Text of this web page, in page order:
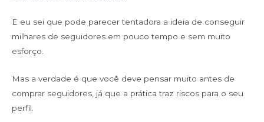
E eu sei que pode parecer tentadora a ideia de conseguir
milhares de seguidores em pouco tempo e sem muito
esforço.
Mas a verdade é que você deve pensar muito antes de
comprar seguidores, já que a prática traz riscos para o seu
perfil.